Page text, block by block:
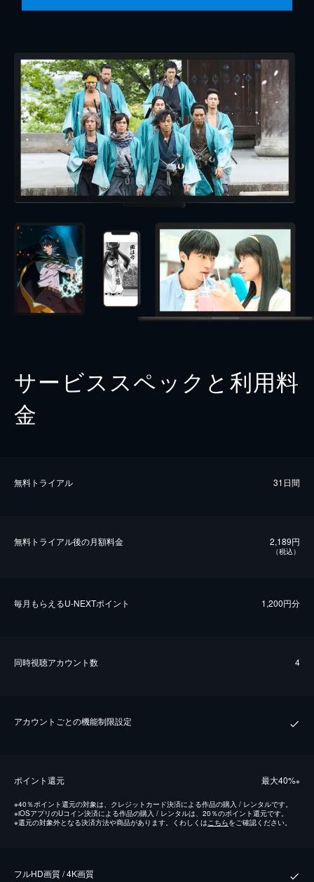
サービススペックと利用料
金
無料トライアル 31日間
無料トライアル後の⽉額料金 2,189円
（税込）
毎⽉もらえるU-NEXTポイント 1,200円分
同時視聴アカウント数 4
アカウントごとの機能制限設定
ポイント還元 最⼤40%※
※40％ポイント還元の対象は、クレジットカード決済による作品の購入 / レンタルです。
※iOSアプリのUコイン決済による作品の購入 / レンタルは、20％のポイント還元です。
※還元の対象外となる決済方法や商品があります。くわしくはこちらをご確認ください。
フルHD画質 / 4K画質